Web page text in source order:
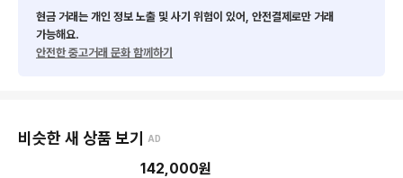
현금 거래는 개인 정보 노출 및 사기 위험이 있어, 안전결제로만 거래
가능해요.
안전한 중고거래 문화 함께하기
비슷한 새 상품 보기 AD
142,000원